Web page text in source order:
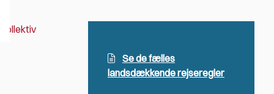
Se de fælles
landsdækkende rejseregler